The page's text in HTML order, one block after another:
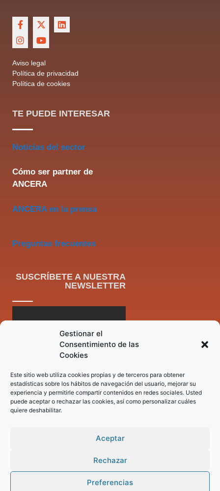
Gestionar el
Consentimiento de las
Cookies
Este sitio web utiliza cookies propias y de terceros para obtener
estadísticas sobre los hábitos de navegación del usuario, mejorar su
experiencia y permitirle compartir contenidos en redes sociales. Usted
puede aceptar o rechazar las cookies, así como personalizar cuáles
quiere deshabilitar.
Aceptar
Rechazar
Preferencias
Aviso legal
Política de privacidad
Política de cookies
TE PUEDE INTERESAR
Noticias del sector
Cómo ser partner de
ANCERA
ANCERA en la prensa
Preguntas frecuentes
SUSCRÍBETE A NUESTRA
NEWSLETTER